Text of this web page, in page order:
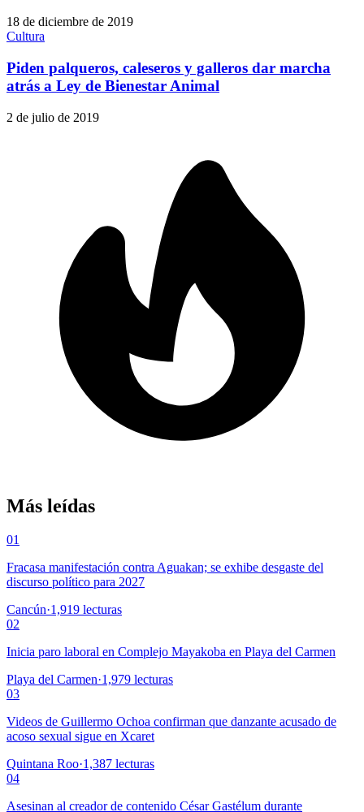
18 de diciembre de 2019
Cultura
Piden palqueros, caleseros y galleros dar marcha
atrás a Ley de Bienestar Animal
2 de julio de 2019
Más leídas
01
Fracasa manifestación contra Aguakan; se exhibe desgaste del
discurso político para 2027
Cancún·1,919 lecturas
02
Inicia paro laboral en Complejo Mayakoba en Playa del Carmen
Playa del Carmen·1,979 lecturas
03
Videos de Guillermo Ochoa confirman que danzante acusado de
acoso sexual sigue en Xcaret
Quintana Roo·1,387 lecturas
04
Asesinan al creador de contenido César Gastélum durante